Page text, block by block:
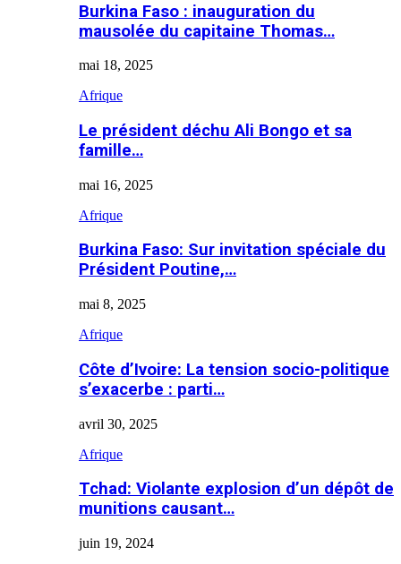
Burkina Faso : inauguration du
mausolée du capitaine Thomas…
mai 18, 2025
Afrique
Le président déchu Ali Bongo et sa
famille…
mai 16, 2025
Afrique
Burkina Faso: Sur invitation spéciale du
Président Poutine,…
mai 8, 2025
Afrique
Côte d’Ivoire: La tension socio-politique
s’exacerbe : parti…
avril 30, 2025
Afrique
Tchad: Violante explosion d’un dépôt de
munitions causant…
juin 19, 2024